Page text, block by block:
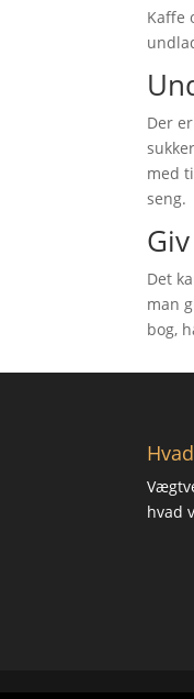
Kaffe
Der
med
seng.
Det
man
bog,
hvad